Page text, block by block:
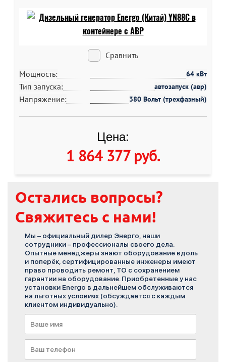
Сравнить
Мощность:
64 кВт
Тип запуска: автозапуск (авр)
Напряжение: 380 Вольт (трехфазный)
Цена:
1 864 377 руб.
Остались вопросы?
Свяжитесь с нами!
Мы – официальный дилер Энерго, наши
сотрудники – профессионалы своего дела.
Опытные менеджеры знают оборудование вдоль
и поперёк, сертифицированные инженеры имеют
право проводить ремонт, ТО с сохранением
гарантии на оборудование. Приобретенные у нас
установки Energo в дальнейшем обслуживаются
на льготных условиях (обсуждается с каждым
клиентом индивидуально).